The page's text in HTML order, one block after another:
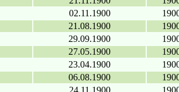
02.11.1900
21.08.1900
29.09.1900
27.05.1900
23.04.1900
06.08.1900
24.11.1900